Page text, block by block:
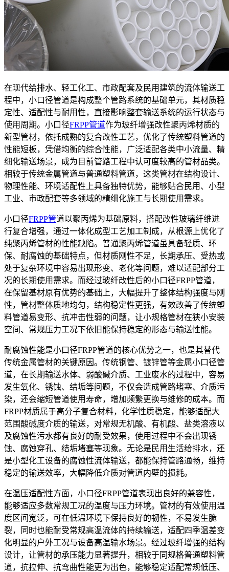
在现代给排水、轻工化工、市政配套及民用建筑的流体输送工
程中，小口径管道是构成整个管路系统的基础单元，其材质稳
定性、适配性与耐用性，直接影响整套输送系统的运行状态与
使用周期。小口径FRPP管道作为玻纤增强改性聚丙烯材质的
新型管材，依托成熟的复合改性工艺，优化了传统塑料管道的
性能短板，凭借均衡的综合性能，广泛适配各类中小流量、精
细化输送场景，成为目前管路工程中认可度较高的管材品类。
相较于传统金属管道与普通塑料管道，这类管材在结构设计、
物理性能、环境适配性上具备独特优势，能够贴合民用、小型
工业、市政配套等多领域的精细化施工与长期使用需求。
小口径FRPP管道以聚丙烯为基础原料，搭配改性玻璃纤维进
行复合增强，通过一体化成型工艺加工制成，从根源上优化了
纯聚丙烯管材的性能缺陷。普通聚丙烯管道虽具备轻质、环
保、耐腐蚀的基础特点，但材质刚性不足，长期承压、受热或
处于复杂环境中容易出现形变、老化等问题，难以适配部分工
况的长期使用需求。而经过玻纤改性后的小口径FRPP管道，
在保留基材原有优势的基础上，大幅提升了整体结构强度与刚
性，管材整体质地均匀，结构稳定性更强，有效改善了传统塑
料管道易变形、抗冲击性弱的问题，让小规格管材在狭小安装
空间、常规压力工况下依旧能保持稳定的形态与输送性能。
耐腐蚀性能是小口径FRPP管道的核心优势之一，也是其替代
传统金属管材的关键原因。传统钢管、镀锌管等金属小口径管
道，在长期输送水体、弱酸碱介质、工业废水的过程中，容易
发生氧化、锈蚀、结垢等问题，不仅会造成管路堵塞、介质污
染，还会缩短管道使用寿命，增加频繁更换与维修的成本。而
FRPP材质属于高分子复合材料，化学性质稳定，能够适配大
范围酸碱度介质的输送，对常规无机酸、有机酸、盐类溶液以
及腐蚀性污水都有良好的耐受效果，使用过程中不会出现锈
蚀、腐蚀穿孔、结垢堵塞等现象。无论是民用生活给排水，还
是小型化工设备的腐蚀性流体输送，都能保持管路通畅，维持
稳定的输送效率，大幅降低介质对管道内壁的损耗。
在温压适配性方面，小口径FRPP管道表现出良好的兼容性，
能够适应多数常规工况的温度与压力环境。管材的有效使用温
度区间宽泛，可在低温环境下保持良好的韧性，不易发生脆
裂，同时也能耐受常规高温流体的持续输送，适配四季温差变
化明显的户外工况与设备高温输水场景。经过玻纤增强的结构
设计，让管材的承压能力显著提升，相较于同规格普通塑料管
道，抗拉伸、抗弯曲性能更为出色，能够稳定适配常规低压、